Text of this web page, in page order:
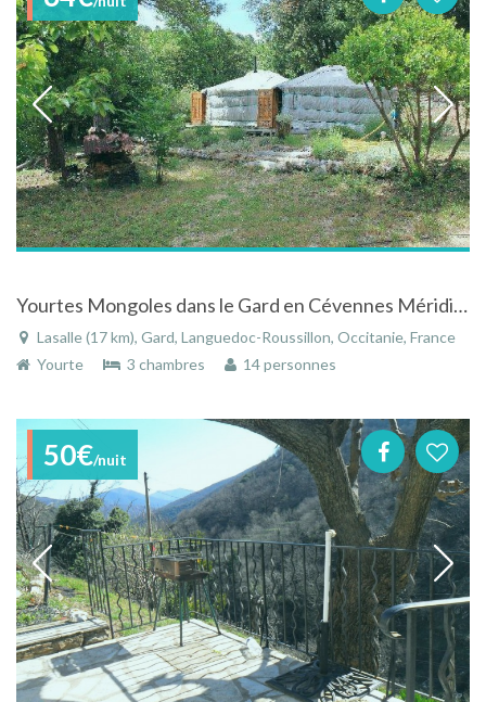
Yourtes Mongoles dans le Gard en Cévennes Méridionales proche d'Anduze
Lasalle (17 km), Gard, Languedoc-Roussillon, Occitanie, France
Yourte
3 chambres 14 personnes
50€/nuit